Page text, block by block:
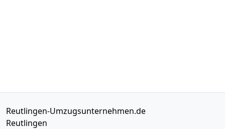
Reutlingen-Umzugsunternehmen.de
Reutlingen